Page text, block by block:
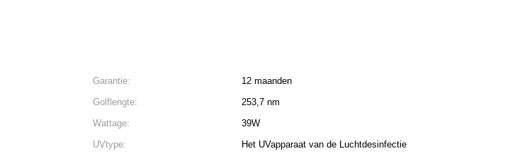
Garantie:
12 maanden
Golflengte:
253,7 nm
Wattage:
39W
UVtype:
Het UVapparaat van de Luchtdesinfectie